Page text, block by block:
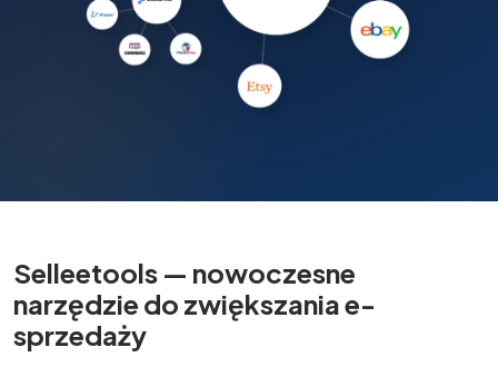
Selleetools — nowoczesne
narzędzie do zwiększania e-
sprzedaży